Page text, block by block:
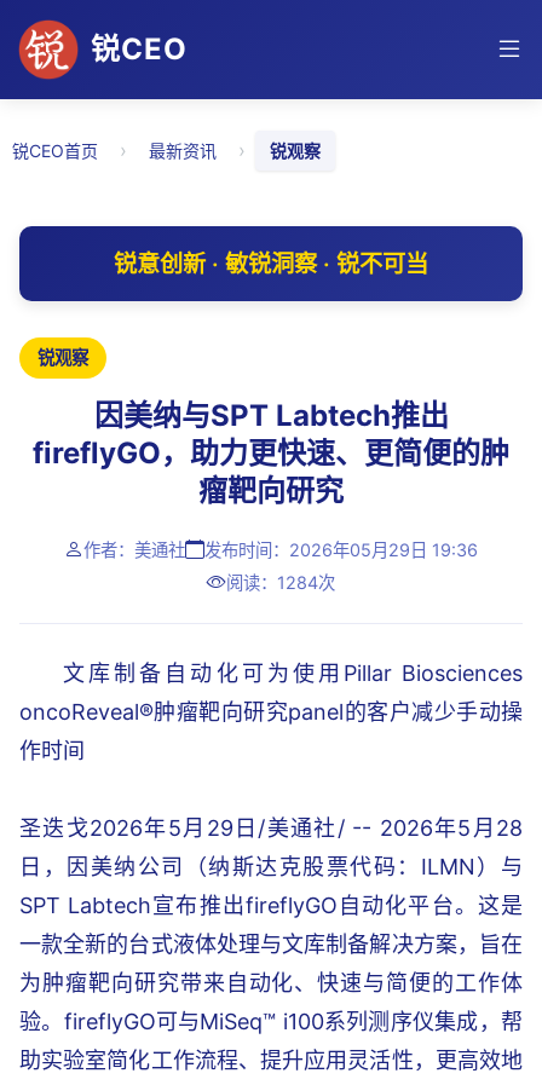
锐CEO
锐CEO首页 › 最新资讯 › 锐观察
锐意创新 · 敏锐洞察 · 锐不可当
锐观察
因美纳与SPT Labtech推出
fireflyGO，助力更快速、更简便的肿
瘤靶向研究
作者：美通社
发布时间：2026年05月29日 19:36
阅读：1284次
文库制备自动化可为使用Pillar Biosciences
oncoReveal®肿瘤靶向研究panel的客户减少手动操
作时间
圣迭戈2026年5月29日/美通社/ -- 2026年5月28
日，因美纳公司（纳斯达克股票代码：ILMN）与
SPT Labtech宣布推出fireflyGO自动化平台。这是
一款全新的台式液体处理与文库制备解决方案，旨在
为肿瘤靶向研究带来自动化、快速与简便的工作体
验。fireflyGO可与MiSeq™ i100系列测序仪集成，帮
助实验室简化工作流程、提升应用灵活性，更高效地